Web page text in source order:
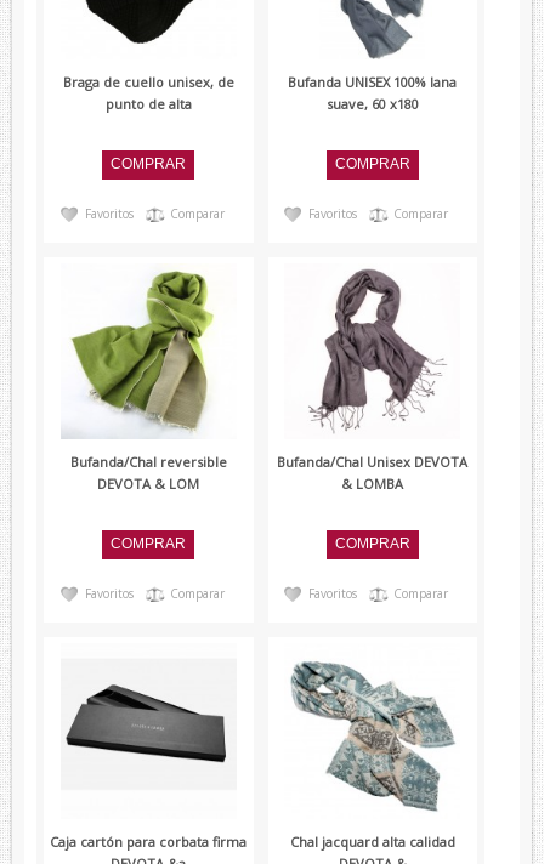
Braga de cuello unisex, de
punto de alta
Favoritos Comparar
Bufanda UNISEX 100% lana
suave, 60 x180
Favoritos Comparar
Bufanda/Chal reversible
DEVOTA & LOM
Favoritos Comparar
Bufanda/Chal Unisex DEVOTA
& LOMBA
Favoritos Comparar
Caja cartón para corbata firma
Chal jacquard alta calidad